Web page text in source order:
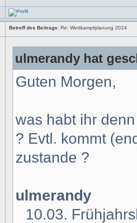
Betreff des Beitrags: Re: Wettkampfplanung 2024
ulmerandy hat
Guten Morgen,
was habt ihr
? Evtl. kommt
zustande ?
ulmerandy
10.03.